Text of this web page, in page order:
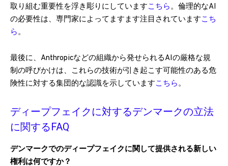
取り組む重要性を浮き彫りにしていますこちら。倫理的なAI
の必要性は、専門家によってますます注目されていますこち
ら。
最後に、Anthropicなどの組織から発せられるAIの厳格な規
制の呼びかけは、これらの技術が引き起こす可能性のある危
険性に対する集団的な認識を示していますこちら。
ディープフェイクに対するデンマークの立法
に関するFAQ
デンマークでのディープフェイクに関して提供される新しい
権利は何ですか？